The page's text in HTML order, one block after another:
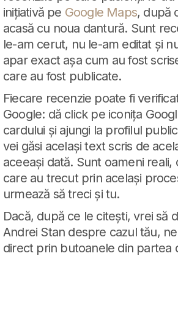
inițiativă pe Google Maps, după
acasă cu noua dantură. Sunt
le-am cerut, nu le-am editat și
apar exact așa cum au fost
care au fost publicate.
Fiecare recenzie poate fi
Google: dă click pe iconița
cardului și ajungi la profilul
vei găsi același text scris de
aceeași dată. Sunt oameni reali,
care au trecut prin același
urmează să treci și tu.
Dacă, după ce le citești, vrei să
Andrei Stan despre cazul tău,
direct prin butoanele din partea